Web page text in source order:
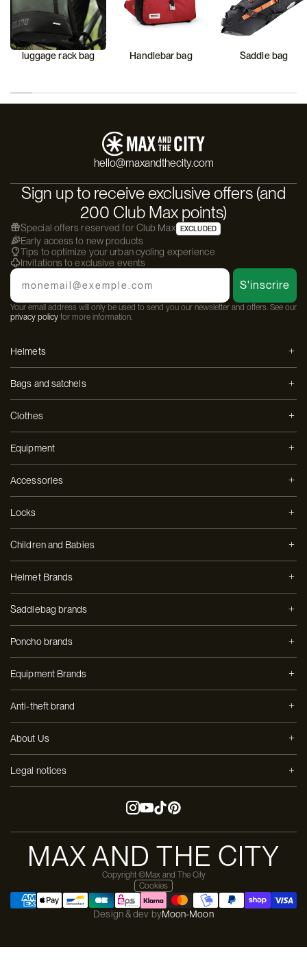
luggage rack bag Handlebar bag Saddle bag
hello@maxandthecity.com
Sign up to receive exclusive offers (and
200 Club Max points)
Special offers reserved for Club Max EXCLUDED
Early access to new products
Tips to optimize your urban cycling experience
Invitations to exclusive events
Email
S'inscrire
Your email address will only be used to send you our newsletter and offers. See our
privacy policy for more information.
Helmets
Bags and satchels
Clothes
Equipment
Accessories
Locks
Children and Babies
Helmet Brands
Saddlebag brands
Poncho brands
Equipment Brands
Anti-theft brand
About Us
Legal notices
MAX AND THE CITY
Copyright ©Max and The City
Cookies
Design & dev byMoon-Moon